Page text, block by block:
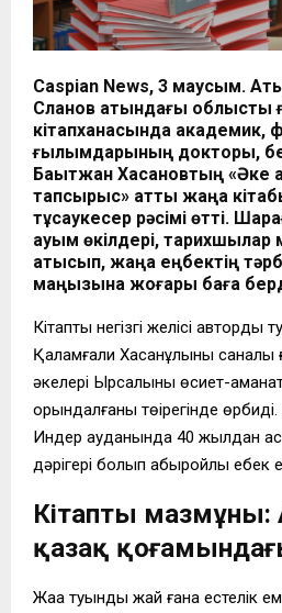
Caspian News, 3 маусым.
Сланов атындағы
кітапханасында академик,
ғылымдарының докторы,
Бақытжан Хасановтың «Әке
тапсырыс» атты жаңа
тұсаукесер рәсімі өтті.
қауым өкілдері,
қатысып, жаңа еңбектің
маңызына жоғары баға
Кітаптың негізгі желісі автордың
Қаламғали Хасанұлының
әкелері Ырсалының өсиет-
орындалғаны төңірегінде
Индер ауданында 40 жылдан
дәрігері болып абыройлы еңбек
Кітаптың мазмұны:
қазақ
Жаңа туынды жай ғана естелік